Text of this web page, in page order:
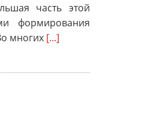
часть этой
формирования
многих [...]